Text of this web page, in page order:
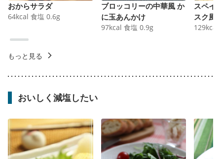
おからサラダ
64kcal 食塩 0.6g
ブロッコリーの中華風 か
に玉あんかけ
97kcal 食塩 0.9g
スペイ
スク風
129kcal
もっと見る
おいしく減塩したい